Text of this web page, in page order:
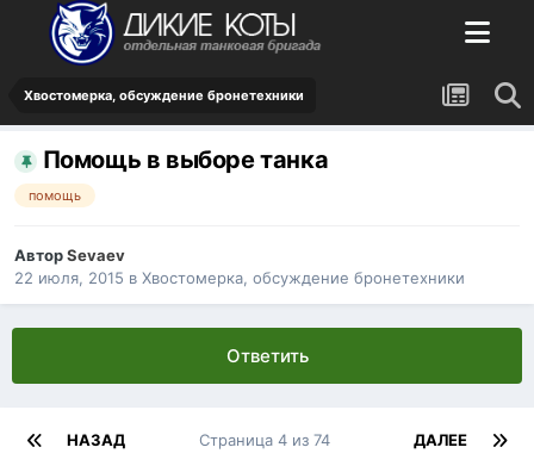
Хвостомерка, обсуждение бронетехники
Помощь в выборе танка
помощь
АвторSevaev
22 июля, 2015 в Хвостомерка, обсуждение бронетехники
Ответить
НАЗАД ДАЛЕЕ
Страница 4 из 74